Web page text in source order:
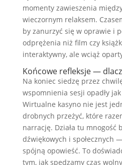
momenty zawieszenia
wieczornym relaksem.
by zanurzyć się w oprawie i
odprężenia niż film czy
interaktywny, ale wciąż
Końcowe refleksje —
Na koniec siedzę przez
wspomnienia sesji opadły
Wirtualne kasyno nie jest
drobnych przeżyć, które
narrację. Działa tu
dźwiękowych i społecznych
spójną opowieść. To
tym, jak spędzamy czas